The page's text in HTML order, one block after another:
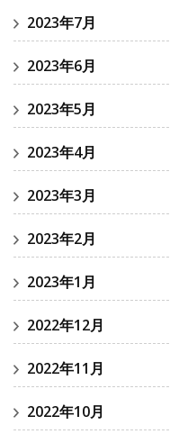
2023年7月
2023年6月
2023年5月
2023年4月
2023年3月
2023年2月
2023年1月
2022年12月
2022年11月
2022年10月